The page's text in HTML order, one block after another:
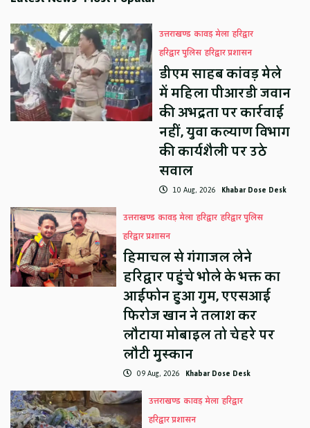
उत्तराखण्ड कावड़ मेला हरिद्वार
हरिद्वार पुलिस हरिद्वार प्रशासन
डीएम साहब कांवड़ मेले
में महिला पीआरडी जवान
की अभद्रता पर कार्रवाई
नहीं, युवा कल्याण विभाग
की कार्यशैली पर उठे
सवाल
10 Aug, 2026 Khabar Dose Desk
उत्तराखण्ड कावड़ मेला हरिद्वार हरिद्वार पुलिस
हरिद्वार प्रशासन
हिमाचल से गंगाजल लेने
हरिद्वार पहुंचे भोले के भक्त का
आईफोन हुआ गुम, एएसआई
फिरोज खान ने तलाश कर
लौटाया मोबाइल तो चेहरे पर
लौटी मुस्कान
09 Aug, 2026 Khabar Dose Desk
उत्तराखण्ड कावड़ मेला हरिद्वार
हरिद्वार प्रशासन